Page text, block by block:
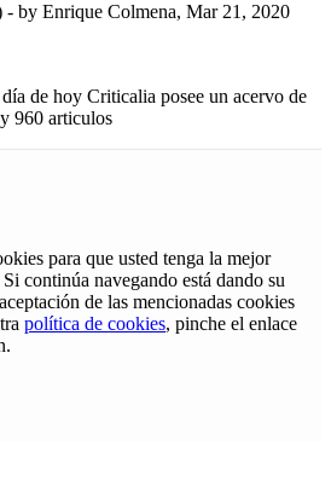
- by Enrique Colmena, Mar 21, 2020
de hoy Criticalia posee un acervo de
960 articulos
para que usted tenga la mejor
continúa navegando está dando su
de las mencionadas cookies
política de cookies, pinche el enlace